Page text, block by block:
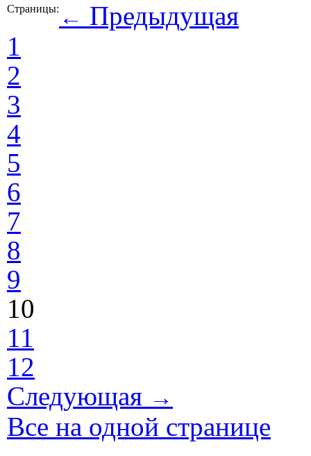
Страницы: ← Предыдущая
1
2
3
4
5
6
7
8
9
10
11
12
Следующая →
Все на одной странице